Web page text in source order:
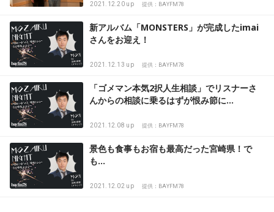
2021.12.20 up 提供：BAYFM78
新アルバム「MONSTERS」が完成したimai
さんをお迎え！
2021.12.13 up 提供：BAYFM78
「ゴメマン本気2択人生相談」でリスナーさ
んからの相談に乗るはずが恨み節に…
2021.12.08 up 提供：BAYFM78
景色も食事もお宿も最高だった宮崎県！で
も…
2021.12.02 up 提供：BAYFM78